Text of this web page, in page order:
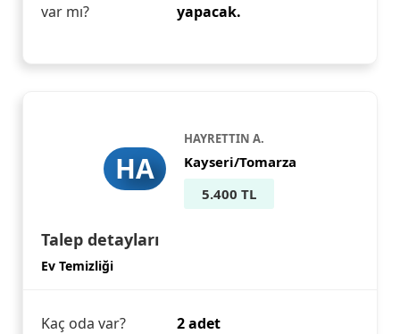
var mı?
yapacak.
HA
HAYRETTIN A.
Kayseri/Tomarza
5.400 TL
Talep detayları
Ev Temizliği
Kaç oda var?
2 adet